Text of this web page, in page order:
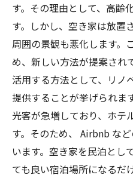
す。その理由として、高齢
す。しかし、空き家は放置
周囲の景観も悪化します。
め、新しい方法が提案され
活用する方法として、リノ
提供することが挙げられま
光客が急増しており、ホテ
す。そのため、 Airbnb な
います。空き家を民泊とし
ても良い宿泊場所になるだ